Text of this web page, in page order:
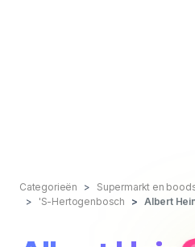
Categorieën
Supermarkt en
'S-Hertogenbosch
Albert